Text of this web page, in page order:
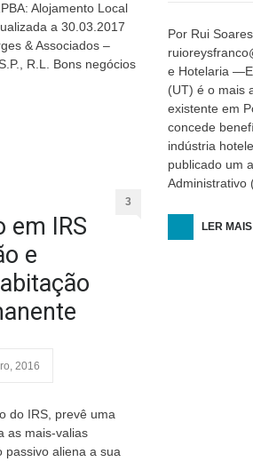
Alojamento Local
a 30.03.2017
& Associados –
R.L. Bons negócios
em IRS
e
3
2016
do IRS, prevê uma
as mais-valias
passivo aliena a sua
Por Rui
e Hotelaria
(UT) é o mais
existente em
concede
indústria
publicado um
Administrativo
LER MAIS